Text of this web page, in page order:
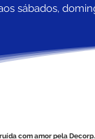
sábados,
com amor pela Decorp.